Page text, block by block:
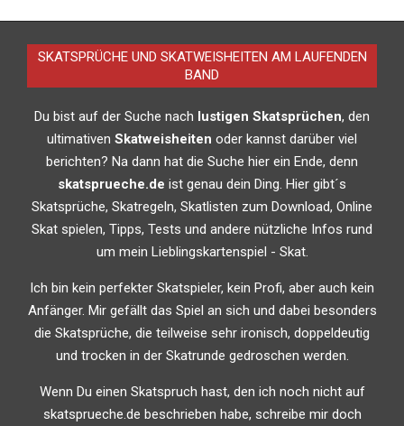
SKATSPRÜCHE UND SKATWEISHEITEN AM LAUFENDEN
BAND
Du bist auf der Suche nach lustigen Skatsprüchen, den
ultimativen Skatweisheiten oder kannst darüber viel
berichten? Na dann hat die Suche hier ein Ende, denn
skatsprueche.de ist genau dein Ding. Hier gibt´s
Skatsprüche, Skatregeln, Skatlisten zum Download, Online
Skat spielen, Tipps, Tests und andere nützliche Infos rund
um mein Lieblingskartenspiel - Skat.
Ich bin kein perfekter Skatspieler, kein Profi, aber auch kein
Anfänger. Mir gefällt das Spiel an sich und dabei besonders
die Skatsprüche, die teilweise sehr ironisch, doppeldeutig
und trocken in der Skatrunde gedroschen werden.
Wenn Du einen Skatspruch hast, den ich noch nicht auf
skatsprueche.de beschrieben habe, schreibe mir doch